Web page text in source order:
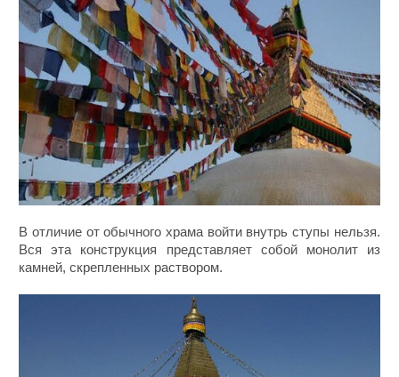
В отличие от обычного храма войти внутрь ступы нельзя.
Вся эта конструкция представляет собой монолит из
камней, скрепленных раствором.